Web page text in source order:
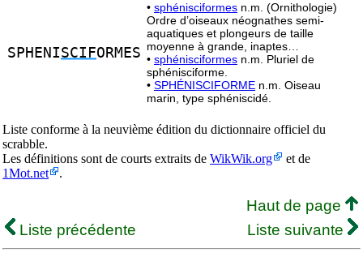
SPHENISCIFORMES
• sphénisciformes n.m. (Ornithologie)
Ordre d’oiseaux néognathes semi-
aquatiques et plongeurs de taille
moyenne à grande, inaptes…
• sphénisciformes n.m. Pluriel de
sphénisciforme.
• SPHÉNISCIFORME n.m. Oiseau
marin, type sphéniscidé.
Liste conforme à la neuvième édition du dictionnaire officiel du
scrabble.
Les définitions sont de courts extraits de WikWik.org
et de
1Mot.net
.
Haut de page
Liste précédente
Liste suivante